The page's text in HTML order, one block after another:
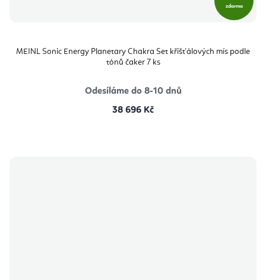
zdarma
MEINL Sonic Energy Planetary Chakra Set křišťálových mís podle
tónů čaker 7 ks
Odesíláme do 8-10 dnů
38 696 Kč